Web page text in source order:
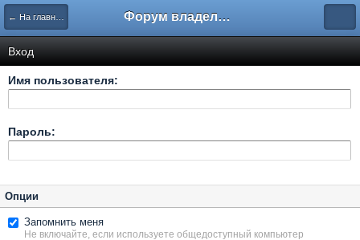
← На главную Форум владельцев интернет-магазинов
Вход
Имя пользователя:
Пароль:
Опции
Запомнить меня
Не включайте, если используете общедоступный компьютер